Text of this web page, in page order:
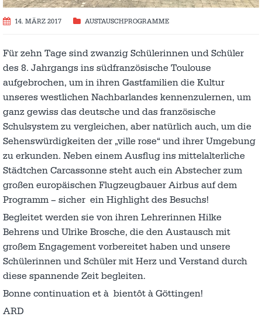
14. MÄRZ 2017 AUSTAUSCH­PROGRAMME
Für zehn Tage sind zwanzig Schülerinnen und Schüler
des 8. Jahrgangs ins südfranzösische Toulouse
aufgebrochen, um in ihren Gastfamilien die Kultur
unseres westlichen Nachbarlandes kennenzulernen, um
ganz gewiss das deutsche und das französische
Schulsystem zu vergleichen, aber natürlich auch, um die
Sehenswürdigkeiten der „ville rose“ und ihrer Umgebung
zu erkunden. Neben einem Ausflug ins mittelalterliche
Städtchen Carcassonne steht auch ein Abstecher zum
großen europäischen Flugzeugbauer Airbus auf dem
Programm – sicher ein Highlight des Besuchs!
Begleitet werden sie von ihren Lehrerinnen Hilke
Behrens und Ulrike Brosche, die den Austausch mit
großem Engagement vorbereitet haben und unsere
Schülerinnen und Schüler mit Herz und Verstand durch
diese spannende Zeit begleiten.
Bonne continuation et à bientôt à Göttingen!
ARD